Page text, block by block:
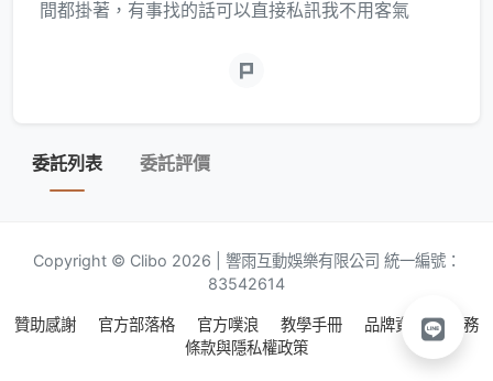
間都掛著，有事找的話可以直接私訊我不用客氣
委託列表 委託評價
Copyright © Clibo 2026 | 響雨互動娛樂有限公司 統一編號：
83542614
贊助感謝 官方部落格 官方噗浪 教學手冊 品牌資源
服務
條款與隱私權政策